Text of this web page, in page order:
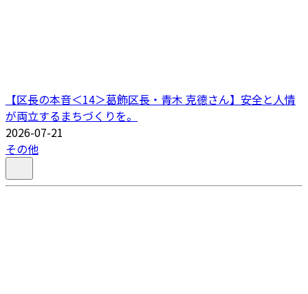
【区長の本音＜14＞葛飾区長・青木 克德さん】安全と人情
が両立するまちづくりを。
2026-07-21
その他